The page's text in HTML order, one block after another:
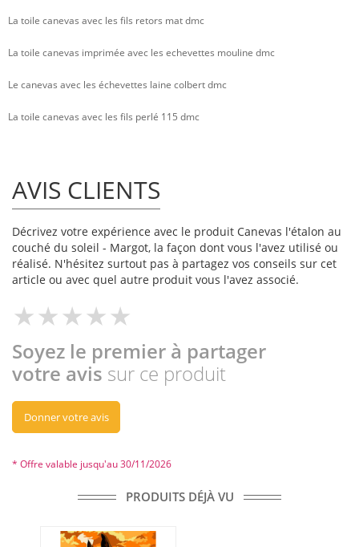
La toile canevas avec les fils retors mat dmc
La toile canevas imprimée avec les echevettes mouline dmc
Le canevas avec les échevettes laine colbert dmc
La toile canevas avec les fils perlé 115 dmc
AVIS CLIENTS
Décrivez votre expérience avec le produit Canevas l'étalon au
couché du soleil - Margot, la façon dont vous l'avez utilisé ou
réalisé. N'hésitez surtout pas à partagez vos conseils sur cet
article ou avec quel autre produit vous l'avez associé.
Soyez le premier à partager
votre avis sur ce produit
Donner votre avis
* Offre valable jusqu'au 30/11/2026
PRODUITS DÉJÀ VU